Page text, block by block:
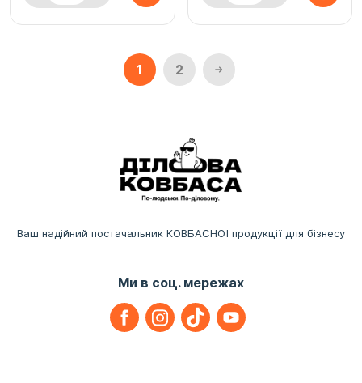
1 2
Ваш надійний постачальник КОВБАСНОЇ продукції для бізнесу
Ми в соц. мережах